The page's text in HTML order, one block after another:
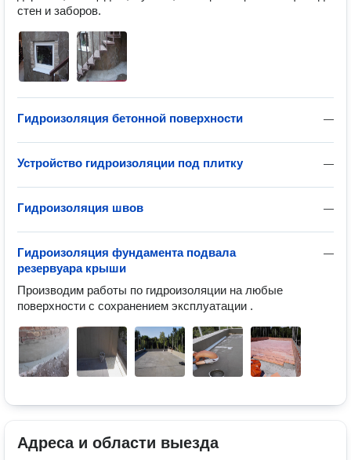
—
Гидроизоляция бетонной поверхности
—
Устройство гидроизоляции под плитку
—
Гидроизоляция швов
—
Гидроизоляция фундамента подвала
резервуара крыши
Производим работы по гидроизоляции на любые
поверхности с сохранением эксплуатации .
Адреса и области выезда